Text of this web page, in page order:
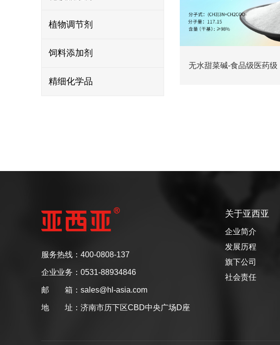
植物调节剂
饲料添加剂
精细化学品
无水甜菜碱-食品级医药级
服务热线：400-0808-137
企业业务：0531-88934846
邮 箱：sales@hl-asia.com
地 址：济南市历下区CBD中央广场D座
关于亚西亚
企业简介
发展历程
旗下公司
社会责任